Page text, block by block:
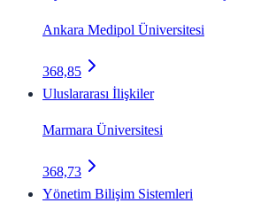
Ankara Medipol Üniversitesi
368,85
Uluslararası İlişkiler
Marmara Üniversitesi
368,73
Yönetim Bilişim Sistemleri